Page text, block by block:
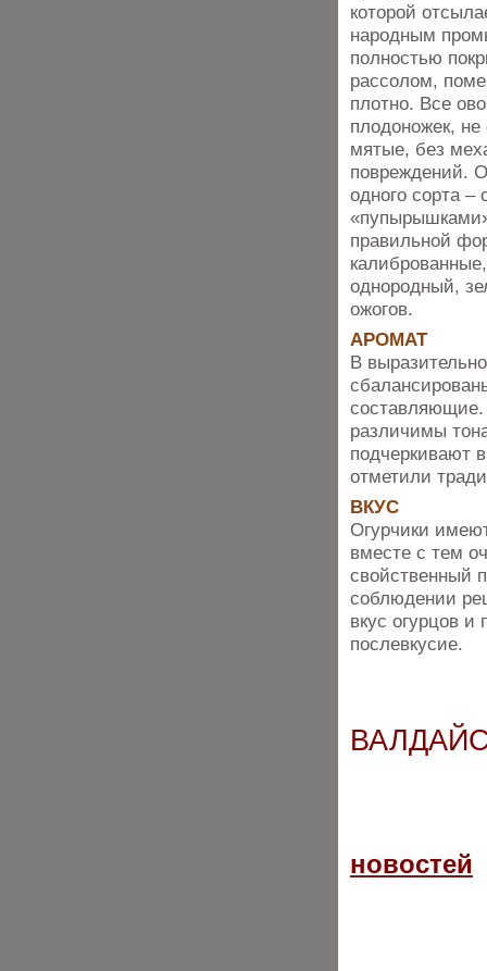
которой
народным
полностью
рассолом,
плотно. Все
плодоножек,
мятые, без
повреждений.
одного сорта –
правильной
однородный,
ожогов.
АРОМАТ
В
составляющие.
различимы
подчеркивают
отметили
ВКУС
Огурчики
вместе с тем
свойственный
соблюдении
вкус огурцов и
послевкусие.
новостей